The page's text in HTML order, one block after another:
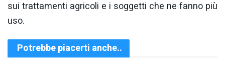
sui trattamenti agricoli e i soggetti che ne fanno più
uso.
Potrebbe piacerti anche..